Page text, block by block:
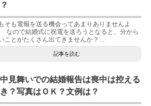
そも電報を送る機会ってあまりありませんよ
なので結婚式に祝電を送ろうとなると、分から
ことがたくさん出てきませんか？...
記事を読む
見舞いでの結婚報告は喪中は控える
？写真はＯＫ？文例は？